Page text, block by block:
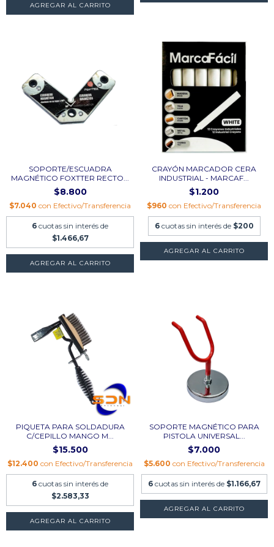
SOPORTE/ESCUADRA
MAGNÉTICO FOXTTER RECTO...
$8.800
$7.040 con Efectivo/Transferencia
6 cuotas sin interés de
$1.466,67
CRAYÓN MARCADOR CERA
INDUSTRIAL - MARCAF...
$1.200
$960 con Efectivo/Transferencia
6 cuotas sin interés de $200
AGREGAR AL CARRITO
PIQUETA PARA SOLDADURA
C/CEPILLO MANGO M...
$15.500
$12.400 con Efectivo/Transferencia
6 cuotas sin interés de
$2.583,33
SOPORTE MAGNÉTICO PARA
PISTOLA UNIVERSAL...
$7.000
$5.600 con Efectivo/Transferencia
6 cuotas sin interés de $1.166,67